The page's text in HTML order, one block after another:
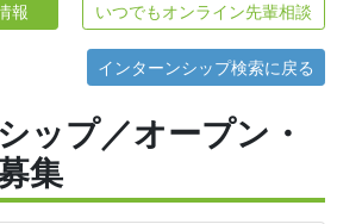
報 いつでもオンライン先輩相談
インターンシップ検索に戻る
ップ／オープン・
集